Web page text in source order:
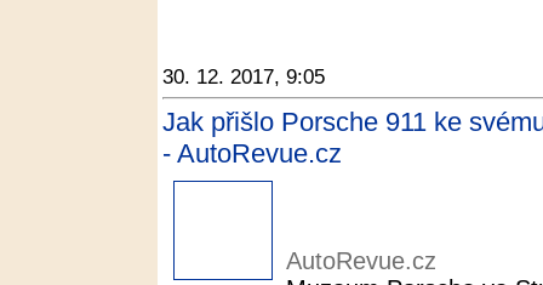
30. 12. 2017, 9:05
Jak přišlo Porsche 911 ke
- AutoRevue.cz
AutoRevue.cz